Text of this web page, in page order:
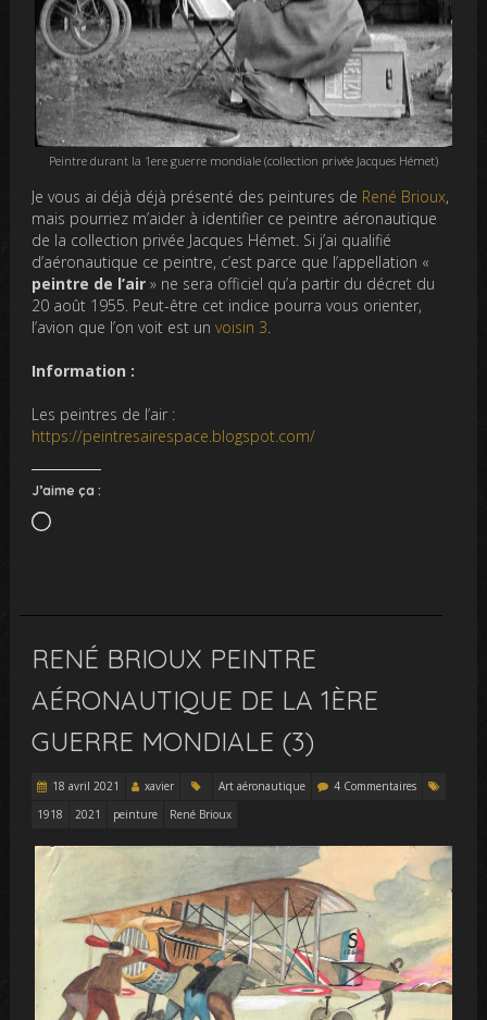
Peintre durant la 1ere guerre mondiale (collection privée Jacques Hémet)
Je vous ai déjà déjà présenté des peintures de René Brioux,
mais pourriez m’aider à identifier ce peintre aéronautique
de la collection privée Jacques Hémet. Si j’ai qualifié
d’aéronautique ce peintre, c’est parce que l’appellation «
peintre de l’air » ne sera officiel qu’a partir du décret du
20 août 1955. Peut-être cet indice pourra vous orienter,
l’avion que l’on voit est unvoisin 3.
Information :
Les peintres de l’air :
https://peintresairespace.blogspot.com/
J’aime ça :
Chargement…
RENÉ BRIOUX PEINTRE
AÉRONAUTIQUE DE LA 1ÈRE
GUERRE MONDIALE (3)
18 avril 2021 xavier Art aéronautique
4 Commentaires
1918
2021 peinture René Brioux